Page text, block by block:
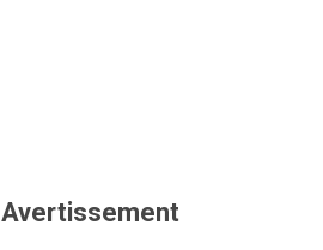
Avertissement